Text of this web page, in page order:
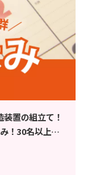
装置の組立て！
！30名以上大